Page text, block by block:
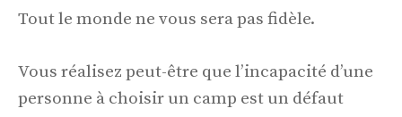
Tout le monde ne vous sera pas fidèle.
Vous réalisez peut-être que l’incapacité d’une
personne à choisir un camp est un défaut